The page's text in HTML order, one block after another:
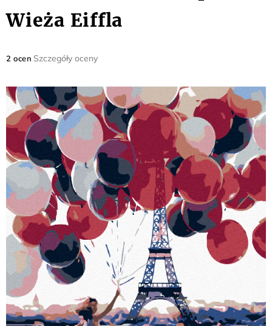
Wieża Eiffla
Średnia
wynosi
5,0
na
5
gwiazdek.
2 ocen Szczegóły oceny